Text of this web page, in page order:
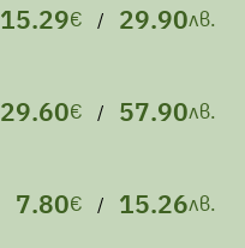
15.29€ / 29.90лв.
29.60€ / 57.90лв.
7.80€ / 15.26лв.